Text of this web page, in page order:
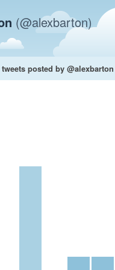
(@alexbarton)
posted by @alexbarton